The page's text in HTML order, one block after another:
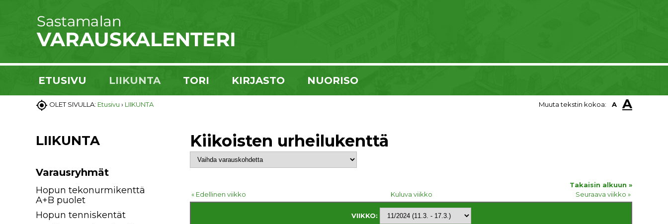
ETUSIVU LIIKUNTA TORI KIRJASTO NUORISO
 OLET SIVULLA: Etusivu › LIIKUNTA Muuta tekstin kokoa: A A
LIIKUNTA
Varausryhmät
Hopun tekonurmikenttä
A+B puolet
Hopun tenniskentät
Kiikoisten urheilukenttä
Takaisin alkuun »
« Edellinen viikko
Kuluva viikko Seuraava viikko »
VIIKKO: